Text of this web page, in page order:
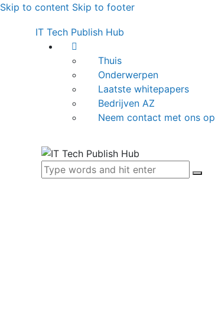
Skip to content Skip to footer
IT Tech Publish Hub
Thuis
Onderwerpen
Laatste whitepapers
Bedrijven AZ
Neem contact met ons op